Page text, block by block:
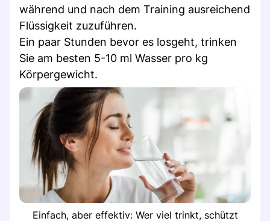
während und nach dem Training ausreichend
Flüssigkeit zuzuführen.
Ein paar Stunden bevor es losgeht, trinken
Sie am besten 5-10 ml Wasser pro kg
Körpergewicht.
Einfach, aber effektiv: Wer viel trinkt, schützt